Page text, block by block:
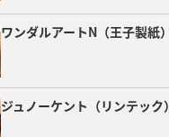
ワンダルアートN（王子製紙）
ジュノーケント（リンテック）